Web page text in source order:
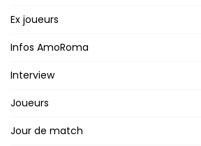
Ex joueurs
Infos AmoRoma
Interview
Joueurs
Jour de match